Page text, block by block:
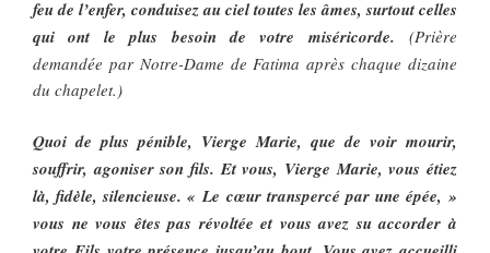
feu de l’enfer, conduisez au ciel toutes les âmes, surtout celles
qui ont le plus besoin de votre miséricorde. (Prière
demandée par Notre-Dame de Fatima après chaque dizaine
du chapelet.)
Quoi de plus pénible, Vierge Marie, que de voir mourir,
souffrir, agoniser son fils. Et vous, Vierge Marie, vous étiez
là, fidèle, silencieuse. « Le cœur transpercé par une épée, »
vous ne vous êtes pas révoltée et vous avez su accorder à